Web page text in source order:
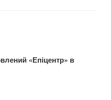
«Епіцентр» в